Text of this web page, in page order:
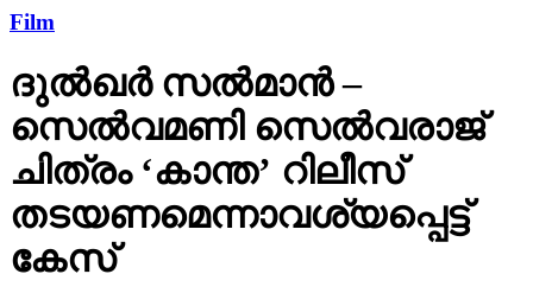
Film
ദുല്‍ഖര്‍ സല്‍മാന്‍ –
സെല്‍വമണി സെല്‍വരാജ്
ചിത്രം ‘കാന്ത’ റിലീസ്
തടയണമെന്നാവശ്യപ്പെട്ട്
കേസ്